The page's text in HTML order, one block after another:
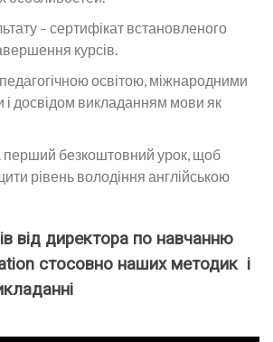
– сертифікат встановленого
курсів.
освітою, міжнародними
і досвідом викладанням мови як
перший безкоштовний урок, щоб
рівень володіння англійською
від директора по навчанню
стосовно наших методик і